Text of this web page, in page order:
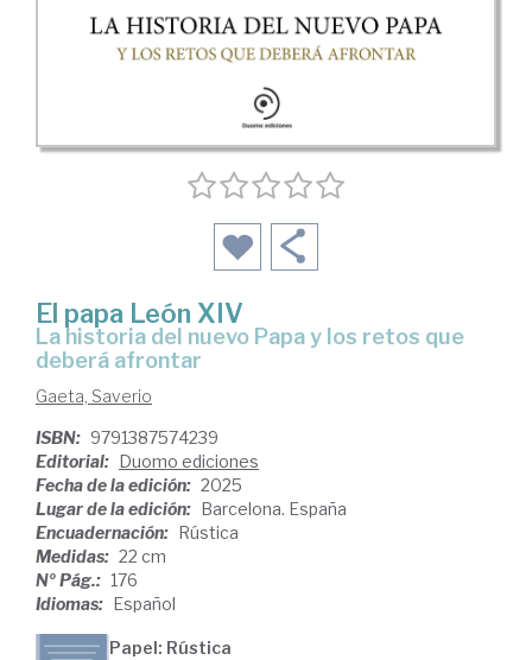
El papa León XIV
La historia del nuevo Papa y los retos que
deberá afrontar
Gaeta, Saverio
ISBN: 9791387574239
Editorial: Duomo ediciones
Fecha de la edición: 2025
Lugar de la edición: Barcelona. España
Encuadernación: Rústica
Medidas: 22 cm
Nº Pág.: 176
Idiomas: Español
Papel: Rústica